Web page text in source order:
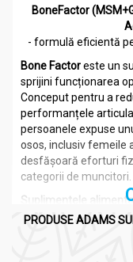
BoneFactor
- formulă eficientă
Bone Factoreste un
sprijini funcționarea
Conceput pentru a
performanțele
persoanele expuse
osos, inclusiv femeile
desfășoară eforturi
categorii de muncitori.
Suplimentele
tradițională și
lipsi în alimentația
PRODUSE ADAMS